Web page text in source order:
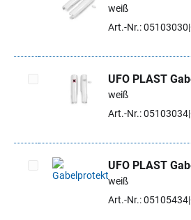
Artikel auswählen
weiß
Art.-Nr.: 05103030
Artikel auswählen
UFO PLAST
weiß
Art.-Nr.: 05103034
Artikel auswählen
UFO PLAST
weiß
Art.-Nr.: 05105434